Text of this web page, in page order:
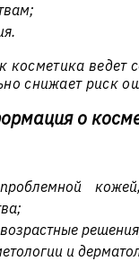
ведет
снижает риск
о
и